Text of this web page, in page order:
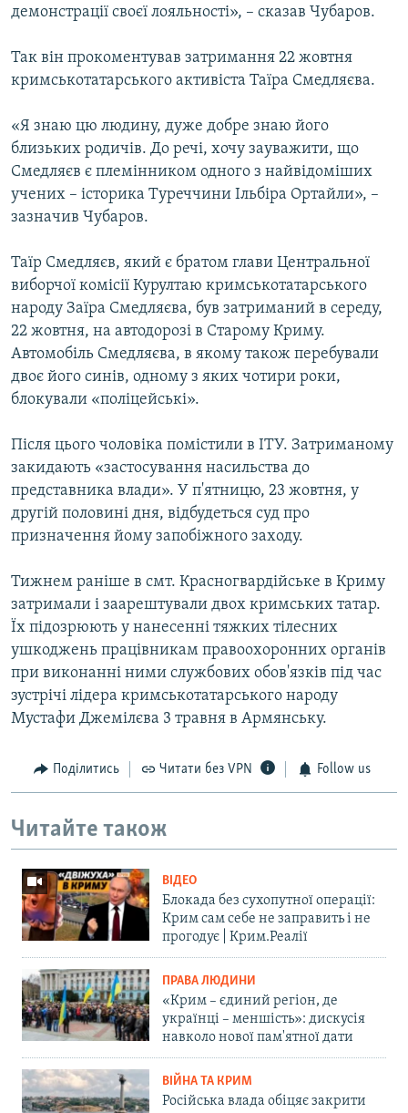
демонстрації своєї лояльності», – сказав Чубаров.
Так він прокоментував затримання 22 жовтня
кримськотатарського активіста Таїра Смедляєва.
«Я знаю цю людину, дуже добре знаю його
близьких родичів. До речі, хочу зауважити, що
Смедляєв є племінником одного з найвідоміших
учених – історика Туреччини Ільбіра Ортайли», –
зазначив Чубаров.
Таїр Смедляєв, який є братом глави Центральної
виборчої комісії Курултаю кримськотатарського
народу Заїра Смедляєва, був затриманий в середу,
22 жовтня, на автодорозі в Старому Криму.
Автомобіль Смедляєва, в якому також перебували
двоє його синів, одному з яких чотири роки,
блокували «поліцейські».
Після цього чоловіка помістили в ІТУ. Затриманому
закидають «застосування насильства до
представника влади». У п'ятницю, 23 жовтня, у
другій половині дня, відбудеться суд про
призначення йому запобіжного заходу.
Тижнем раніше в смт. Красногвардійське в Криму
затримали і заарештували двох кримських татар.
Їх підозрюють у нанесенні тяжких тілесних
ушкоджень працівникам правоохоронних органів
при виконанні ними службових обов'язків під час
зустрічі лідера кримськотатарського народу
Мустафи Джемілєва 3 травня в Армянську.
Поділитись Читати без VPN Follow us
Читайте також
ВІДЕО
Блокада без сухопутної операції:
Крим сам себе не заправить і не
прогодує | Крим.Реалії
ПРАВА ЛЮДИНИ
«Крим – єдиний регіон, де
українці – меншість»: дискусія
навколо нової пам'ятної дати
ВІЙНА ТА КРИМ
Російська влада обіцяє закрити